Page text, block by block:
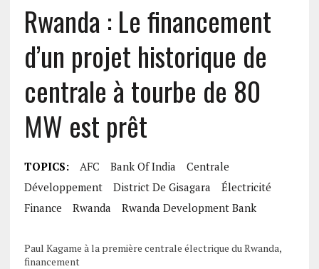
Rwanda : Le financement
d’un projet historique de
centrale à tourbe de 80
MW est prêt
TOPICS: AFC Bank Of India
Centrale
Développement
District De Gisagara
Électricité
Finance
Rwanda Rwanda Development Bank
Paul Kagame à la première centrale électrique du Rwanda,
financement